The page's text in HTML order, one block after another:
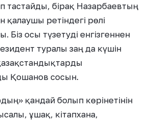
тастайды, бірақ Назарбаевтың
қалаушы ретіндегі рөлі
Біз осы түзетуді енгізгеннен
туралы заң да күшін
Қошанов сосын.
қандай болып көрінетінін
ұшақ, кітапхана,